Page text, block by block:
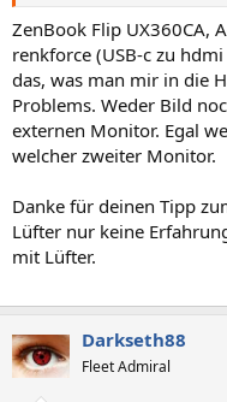
ZenBook Flip UX360CA,
renkforce (USB-c zu
das, was man mir in die
Problems. Weder Bild
externen Monitor. Egal
welcher zweiter Monitor.
Danke für deinen Tipp
Lüfter nur keine
mit Lüfter.
Darkseth88
Fleet Admiral